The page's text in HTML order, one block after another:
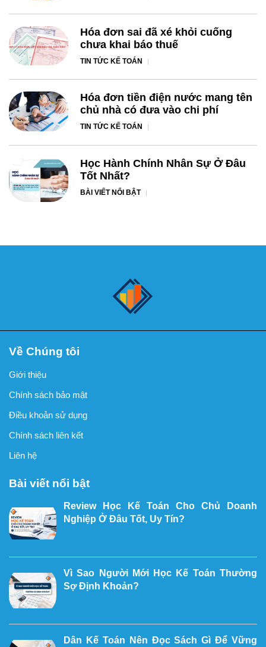
Hóa đơn sai đã xé khỏi cuống
chưa khai báo thuế
TIN TỨC KẾ TOÁN
Hóa đơn tiền điện nước mang tên
chủ nhà có đưa vào chi phí
TIN TỨC KẾ TOÁN
Học Hành Chính Nhân Sự Ở Đâu
Tốt Nhất?
BÀI VIẾT NỔI BẬT
Về Chúng tôi
Giới thiệu
Chính sách bảo mật
Điều khoản sử dụng
Chính sách liên kết
Liên hệ
Bài viết nổi bật
Review Học Kế Toán Cho Chủ Doanh
Nghiệp Ở Đâu Tốt, Uy Tín?
Vì Sao Người Mới Học Kế Toán Thường
Sợ Định Khoản?
Dân Kế Toán Nên Đọc Sách Gì Để Vững